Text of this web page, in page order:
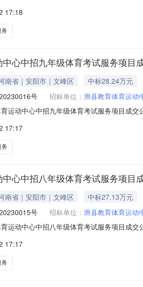
日二、成交情况包号采购内容供应商名称地
霞路交叉口西10
17:18
务
心中招九年级体育考试服务项目
南省｜安阳市｜文峰区
中标28.24万元
号 招标单位： 滑县教育体育运动
运动中心中招九年级体育考试服务项目成
日二、成交情况包号采购内容供应商名称地
200米路南53
17:17
务
心中招八年级体育考试服务项目
南省｜安阳市｜文峰区
中标27.13万元
号 招标单位： 滑县教育体育运动
运动中心中招八年级体育考试服务项目成
日二、成交情况包号采购内容供应商名称地
200米路南53
17:17
务